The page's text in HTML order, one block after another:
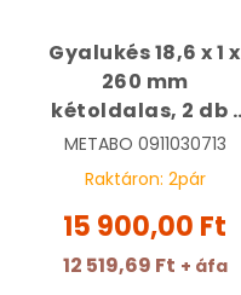
Gyalukés 18,6 x 1 x
260 mm
kétoldalas, 2 db |
METABO 0911030713
METABO 0911030713
Raktáron: 2pár
15 900,00 Ft
12 519,69 Ft + áfa